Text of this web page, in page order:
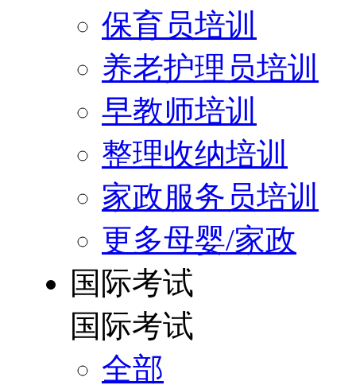
保育员培训
养老护理员培训
早教师培训
整理收纳培训
家政服务员培训
更多母婴/家政
国际考试
国际考试
全部